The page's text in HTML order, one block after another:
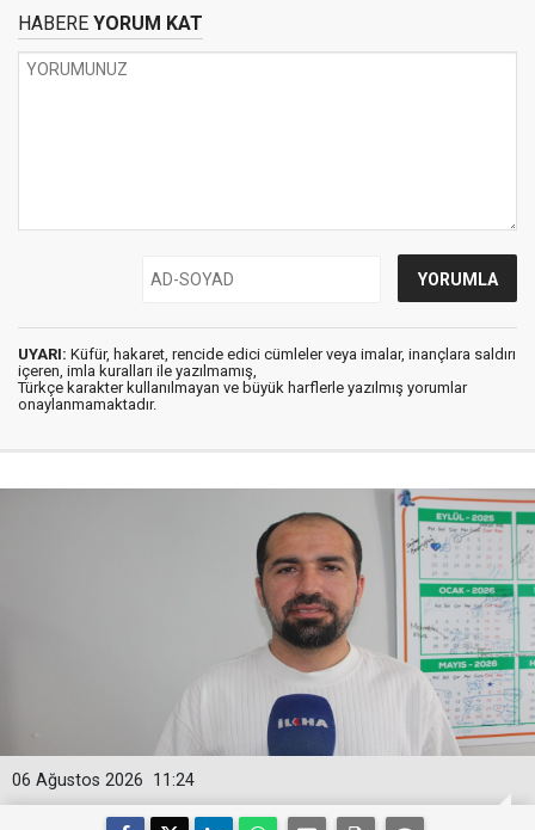
HABERE YORUM KAT
UYARI: Küfür, hakaret, rencide edici cümleler veya imalar, inançlara saldırı
içeren, imla kuralları ile yazılmamış,
Türkçe karakter kullanılmayan ve büyük harflerle yazılmış yorumlar
onaylanmamaktadır.
11:24
06 Ağustos 2026